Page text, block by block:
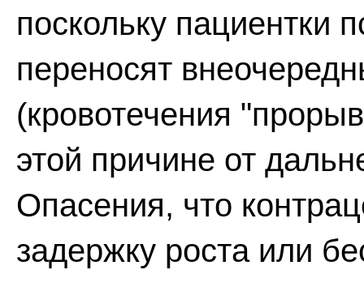
поскольку пациентки
переносят
(кровотечения
этой причине от
Опасения, что
задержку роста или